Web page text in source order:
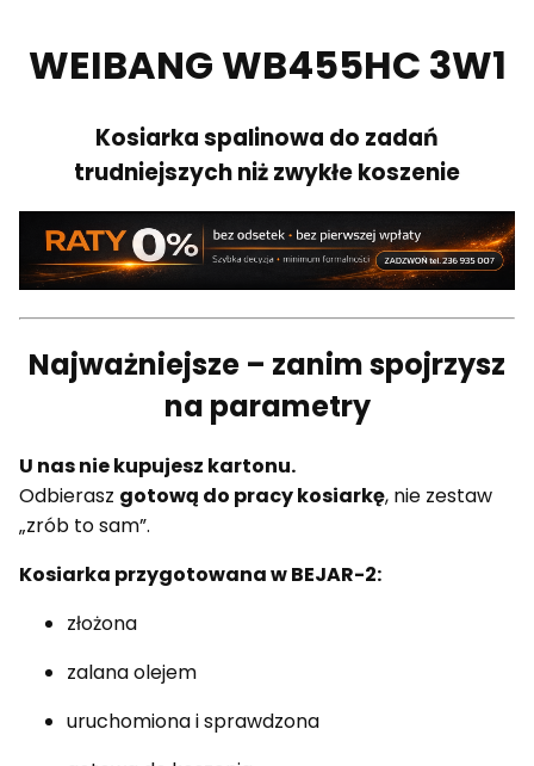
WEIBANG WB455HC 3W1
Kosiarka spalinowa do zadań
trudniejszych niż zwykłe koszenie
Najważniejsze – zanim spojrzysz
na parametry
U nas nie kupujesz kartonu.
Odbierasz gotową do pracy kosiarkę, nie zestaw
„zrób to sam”.
Kosiarka przygotowana w BEJAR-2:
złożona
zalana olejem
uruchomiona i sprawdzona